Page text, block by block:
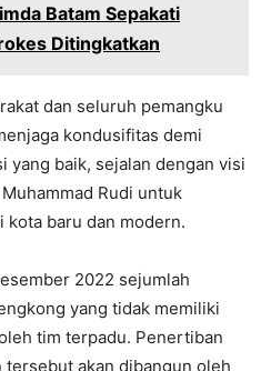
Batam Sepakati
Ditingkatkan
dan seluruh pemangku
kondusifitas demi
yang baik, sejalan dengan visi
Rudi untuk
kota baru dan modern.
2022 sejumlah
yang tidak memiliki
tim terpadu. Penertiban
tersebut akan dibangun oleh